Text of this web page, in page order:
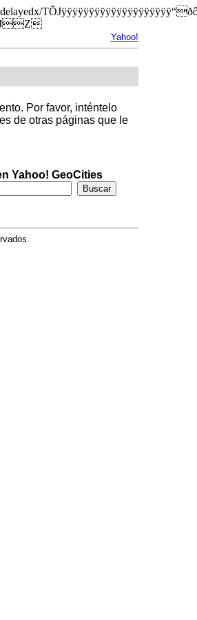
Yahoo!
Por favor, inténtelo
de otras páginas que le
Yahoo! GeoCities